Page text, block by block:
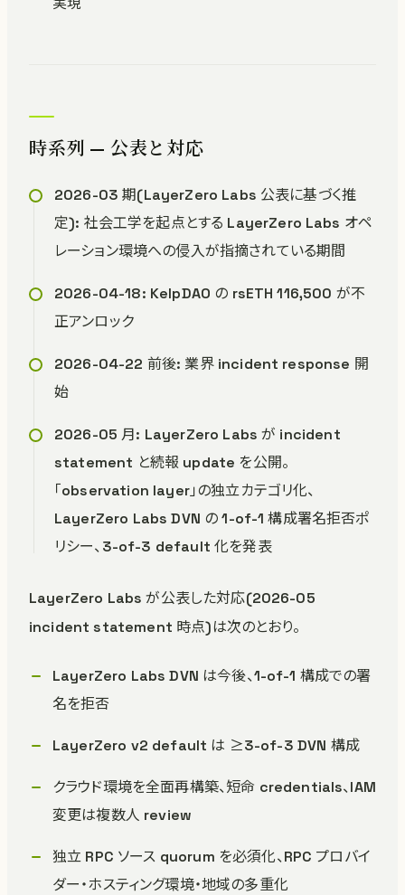
時系列 — 公表と対応
2026-03 期(LayerZero Labs 公表に基づく推
定): 社会工学を起点とする LayerZero Labs オペ
レーション環境への侵入が指摘されている期間
2026-04-18: KelpDAO の rsETH 116,500 が不
正アンロック
2026-04-22 前後: 業界 incident response 開
始
2026-05 月: LayerZero Labs が incident
statement と続報 update を公開。
「observation layer」の独立カテゴリ化、
LayerZero Labs DVN の 1-of-1 構成署名拒否ポ
リシー、3-of-3 default 化を発表
LayerZero Labs が公表した対応(2026-05
incident statement 時点)は次のとおり。
LayerZero Labs DVN は今後、1-of-1 構成での署
名を拒否
LayerZero v2 default は ≥3-of-3 DVN 構成
クラウド環境を全面再構築、短命 credentials、IAM
変更は複数人 review
独立 RPC ソース quorum を必須化、RPC プロバイ
ダー・ホスティング環境・地域の多重化